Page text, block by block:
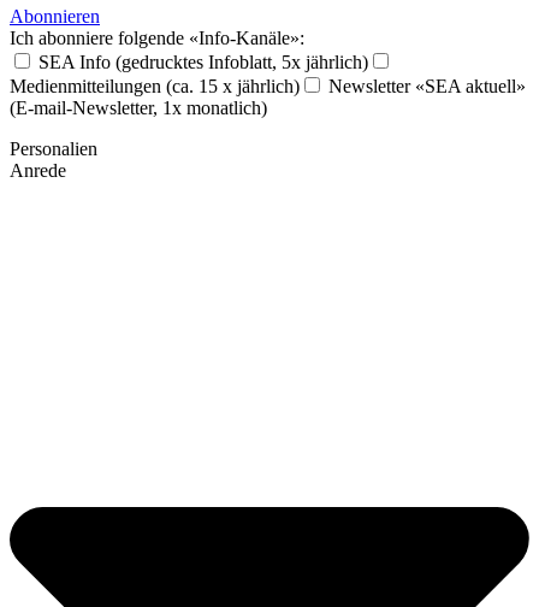
Abonnieren
Ich abonniere folgende «Info-Kanäle»:
SEA Info (gedrucktes Infoblatt, 5x jährlich)
Medienmitteilungen (ca. 15 x jährlich)
Newsletter «SEA aktuell»
(E-mail-Newsletter, 1x monatlich)
Personalien
Anrede